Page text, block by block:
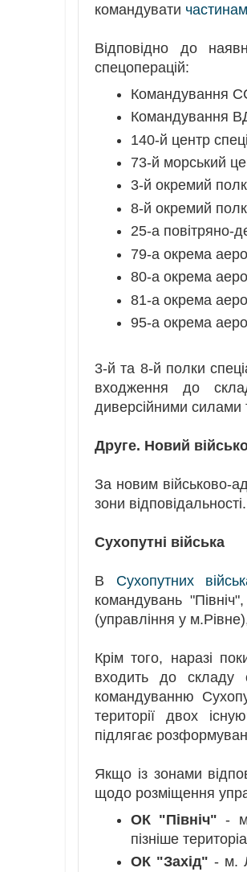
командувати
Відповідно до
спецоперацій:
Командування
Командування
140-й центр
73-й морський
3-й окремий
8-й окремий
25-а повітряно-
79-а окрема
80-а окрема
81-а окрема
95-а окрема
3-й та 8-й полки
входження до
диверсійними силами
Друге. Новий
За новим військово-
зони відповідальності.
Сухопутні війська
В Сухопутних
командувань
(управління у
Крім того, наразі
входить до складу
командуванню
території двох
підлягає
Якщо із зонами
щодо розміщення
ОК "Північ" -
пізніше
ОК "Захід" - м.